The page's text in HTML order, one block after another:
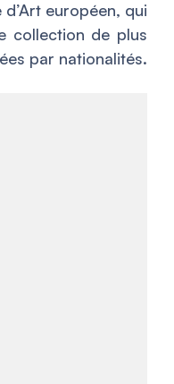
européen, qui
collection de plus
par nationalités.